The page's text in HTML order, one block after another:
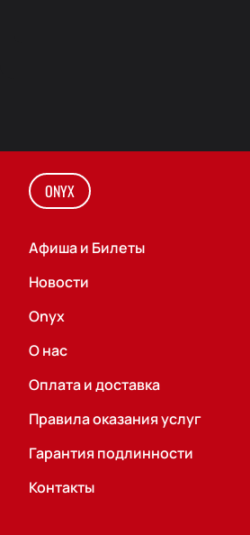
ONYX
Афиша и Билеты
Новости
Onyx
О нас
Оплата и доставка
Правила оказания услуг
Гарантия подлинности
Контакты